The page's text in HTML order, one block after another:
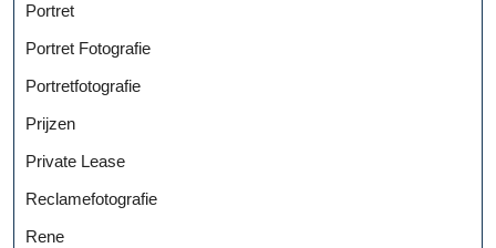
Portret
Portret Fotografie
Portretfotografie
Prijzen
Private Lease
Reclamefotografie
Rene